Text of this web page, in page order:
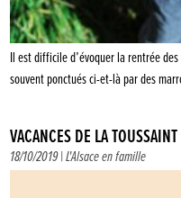
Il est difficile d’évoquer la rentrée
souvent ponctués ci-et-là par des
VACANCES DE LA
18/10/2019 |L'Alsace en famille